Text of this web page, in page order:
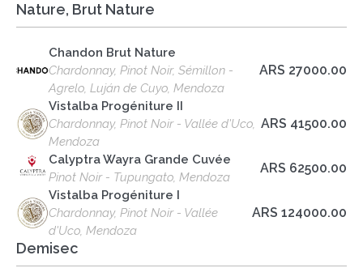
Nature, Brut Nature
Chandon Brut Nature
Chardonnay, Pinot Noir, Sémillon -
Agrelo, Luján de Cuyo, Mendoza
ARS 27000.00
Vistalba Progéniture II
Chardonnay, Pinot Noir - Vallée d'Uco,
Mendoza
ARS 41500.00
Calyptra Wayra Grande Cuvée
Pinot Noir - Tupungato, Mendoza
ARS 62500.00
Vistalba Progéniture I
Chardonnay, Pinot Noir - Vallée
d'Uco, Mendoza
ARS 124000.00
Demisec